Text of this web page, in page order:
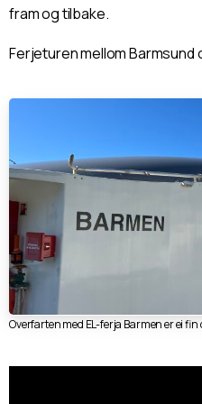
fram og tilbake.
Ferjeturen mellom Barmsund
Overfarten med EL-ferja Barmen er ei fin